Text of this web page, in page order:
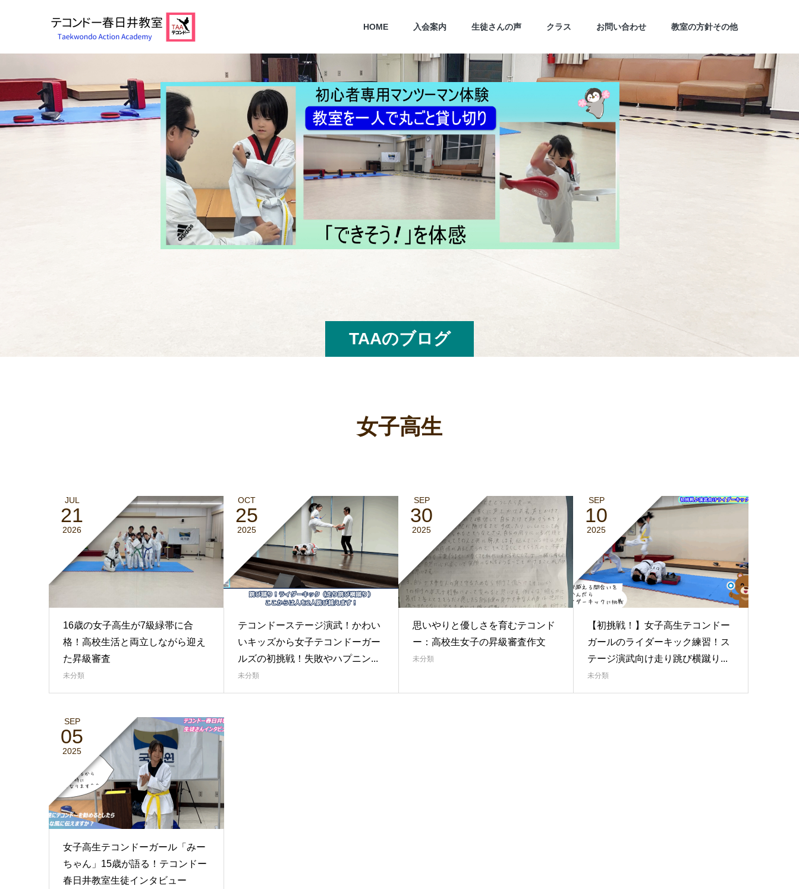
HOME 入会案内 生徒さんの声 クラス お問い合わせ 教室の方針その他
TAAのブログ
女子高生
JUL
21
2026
16歳の女子高生が7級緑帯に合
格！高校生活と両立しながら迎え
た昇級審査
未分類
OCT
25
2025
テコンドーステージ演武！かわい
いキッズから女子テコンドーガー
ルズの初挑戦！失敗やハプニン...
未分類
SEP
30
2025
思いやりと優しさを育むテコンド
ー：高校生女子の昇級審査作文
未分類
SEP
10
2025
【初挑戦！】女子高生テコンドー
ガールのライダーキック練習！ス
テージ演武向け走り跳び横蹴り...
未分類
SEP
05
2025
女子高生テコンドーガール「みー
ちゃん」15歳が語る！テコンドー
春日井教室生徒インタビュー